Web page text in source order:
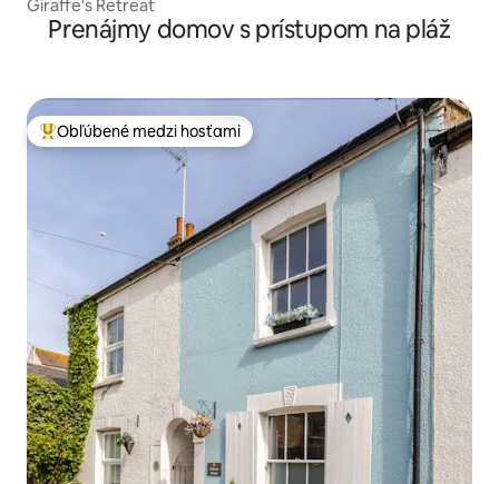
Giraffe's Retreat
Prenájmy domov s prístupom na pláž
Najobľúbenejšie medzi hosťami
Obľúbené medzi hosťami